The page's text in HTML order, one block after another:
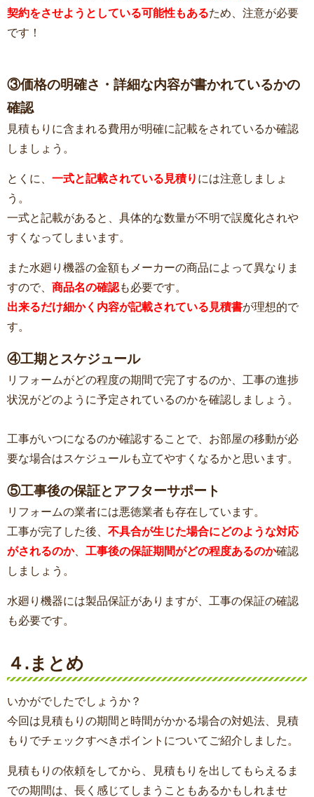
契約をさせようとしている可能性もあるため、注意が必要
です！
③価格の明確さ・詳細な内容が書かれているかの
確認
見積もりに含まれる費用が明確に記載をされているか確認
しましょう。
とくに、 一式と記載されている見積り には注意しましょ
う。
一式と記載があると、具体的な数量が不明で誤魔化されや
すくなってしまいます。
また水廻り機器の金額もメーカーの商品によって異なりま
すので、 商品名の確認も必要です。
出来るだけ細かく内容が記載されている見積書が理想的で
す。
④工期とスケジュール
リフォームがどの程度の期間で完了するのか、工事の進捗
状況がどのように予定されているのかを確認しましょう。
工事がいつになるのか確認することで、お部屋の移動が必
要な場合はスケジュールも立てやすくなるかと思います。
⑤工事後の保証とアフターサポート
リフォームの業者には悪徳業者も存在しています。
工事が完了した後、 不具合が生じた場合にどのような対応
がされるのか、 工事後の保証期間がどの程度あるのか確認
しましょう。
水廻り機器には製品保証がありますが、工事の保証の確認
も必要です。
４.まとめ
いかがでしたでしょうか？
今回は見積もりの期間と時間がかかる場合の対処法、見積
もりでチェックすべきポイントについてご紹介しました。
見積もりの依頼をしてから、見積もりを出してもらえるま
での期間は、長く感じてしまうこともあるかもしれませ